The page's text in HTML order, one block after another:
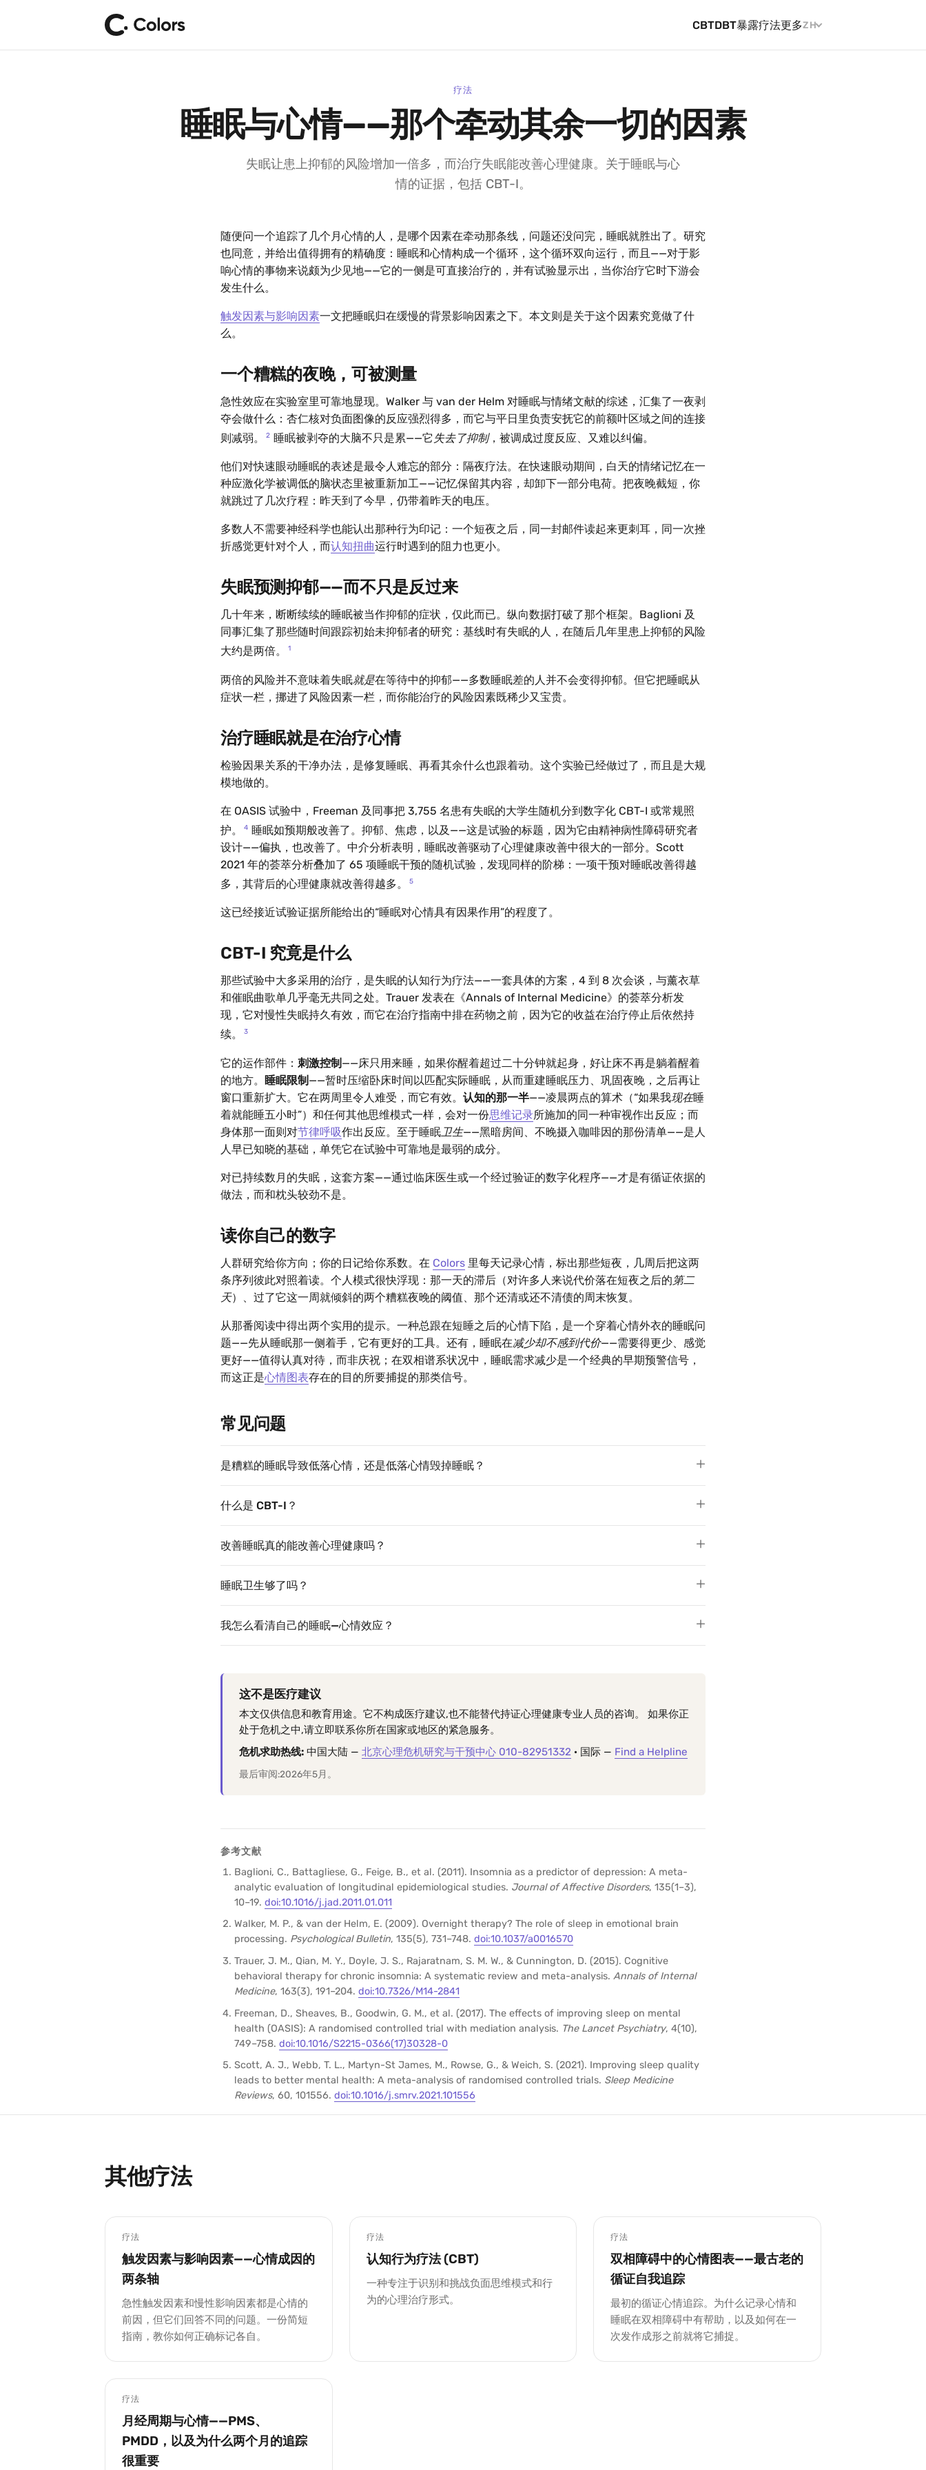
CBTDBT暴露疗法更多ZH
疗法
睡眠与心情——那个牵动其余一切的因素
失眠让患上抑郁的风险增加一倍多，而治疗失眠能改善心理健康。关于睡眠与心
情的证据，包括 CBT-I。
随便问一个追踪了几个月心情的人，是哪个因素在牵动那条线，问题还没问完，睡眠就胜出了。研究
也同意，并给出值得拥有的精确度：睡眠和心情构成一个循环，这个循环双向运行，而且——对于影
响心情的事物来说颇为少见地——它的一侧是可直接治疗的，并有试验显示出，当你治疗它时下游会
发生什么。
触发因素与影响因素一文把睡眠归在缓慢的背景影响因素之下。本文则是关于这个因素究竟做了什
么。
一个糟糕的夜晚，可被测量
急性效应在实验室里可靠地显现。Walker 与 van der Helm 对睡眠与情绪文献的综述，汇集了一夜剥
夺会做什么：杏仁核对负面图像的反应强烈得多，而它与平日里负责安抚它的前额叶区域之间的连接
则减弱。
2 睡眠被剥夺的大脑不只是累——它 失去了抑制，被调成过度反应、又难以纠偏。
他们对快速眼动睡眠的表述是最令人难忘的部分：隔夜疗法。在快速眼动期间，白天的情绪记忆在一
种应激化学被调低的脑状态里被重新加工——记忆保留其内容，却卸下一部分电荷。把夜晚截短，你
就跳过了几次疗程：昨天到了今早，仍带着昨天的电压。
多数人不需要神经科学也能认出那种行为印记：一个短夜之后，同一封邮件读起来更刺耳，同一次挫
折感觉更针对个人，而认知扭曲运行时遇到的阻力也更小。
失眠预测抑郁——而不只是反过来
几十年来，断断续续的睡眠被当作抑郁的症状，仅此而已。纵向数据打破了那个框架。Baglioni 及
同事汇集了那些随时间跟踪初始未抑郁者的研究：基线时有失眠的人，在随后几年里患上抑郁的风险
大约是两倍。
1
两倍的风险并不意味着失眠就是在等待中的抑郁——多数睡眠差的人并不会变得抑郁。但它把睡眠从
症状一栏，挪进了风险因素一栏，而你能治疗的风险因素既稀少又宝贵。
治疗睡眠就是在治疗心情
检验因果关系的干净办法，是修复睡眠、再看其余什么也跟着动。这个实验已经做过了，而且是大规
模地做的。
在 OASIS 试验中，Freeman 及同事把 3,755 名患有失眠的大学生随机分到数字化 CBT-I 或常规照
护。
4 睡眠如预期般改善了。抑郁、焦虑，以及——这是试验的标题，因为它由精神病性障碍研究者
设计——偏执，也改善了。中介分析表明，睡眠改善驱动了心理健康改善中很大的一部分。Scott
2021 年的荟萃分析叠加了 65 项睡眠干预的随机试验，发现同样的阶梯：一项干预对睡眠改善得越
多，其背后的心理健康就改善得越多。
5
这已经接近试验证据所能给出的“睡眠对心情具有因果作用”的程度了。
CBT-I 究竟是什么
那些试验中大多采用的治疗，是失眠的认知行为疗法——一套具体的方案，4 到 8 次会谈，与薰衣草
和催眠曲歌单几乎毫无共同之处。Trauer 发表在《Annals of Internal Medicine》的荟萃分析发
现，它对慢性失眠持久有效，而它在治疗指南中排在药物之前，因为它的收益在治疗停止后依然持
续。
3
它的运作部件： 刺激控制 ——床只用来睡，如果你醒着超过二十分钟就起身，好让床不再是躺着醒着
的地方。 睡眠限制 ——暂时压缩卧床时间以匹配实际睡眠，从而重建睡眠压力、巩固夜晚，之后再让
窗口重新扩大。它在两周里令人难受，而它有效。 认知的那一半——凌晨两点的算术（“如果我现在睡
着就能睡五小时”）和任何其他思维模式一样，会对一份思维记录所施加的同一种审视作出反应；而
身体那一面则对节律呼吸作出反应。至于睡眠 卫生——黑暗房间、不晚摄入咖啡因的那份清单——是人
人早已知晓的基础，单凭它在试验中可靠地是最弱的成分。
对已持续数月的失眠，这套方案——通过临床医生或一个经过验证的数字化程序——才是有循证依据的
做法，而和枕头较劲不是。
读你自己的数字
人群研究给你方向；你的日记给你系数。在 Colors 里每天记录心情，标出那些短夜，几周后把这两
条序列彼此对照着读。个人模式很快浮现：那一天的滞后（对许多人来说代价落在短夜之后的第二
天）、过了它这一周就倾斜的两个糟糕夜晚的阈值、那个还清或还不清债的周末恢复。
从那番阅读中得出两个实用的提示。一种总跟在短睡之后的心情下陷，是一个穿着心情外衣的睡眠问
题——先从睡眠那一侧着手，它有更好的工具。还有，睡眠在减少却不感到代价——需要得更少、感觉
更好——值得认真对待，而非庆祝；在双相谱系状况中，睡眠需求减少是一个经典的早期预警信号，
而这正是心情图表存在的目的所要捕捉的那类信号。
常见问题
是糟糕的睡眠导致低落心情，还是低落心情毁掉睡眠？
什么是 CBT-I？
改善睡眠真的能改善心理健康吗？
睡眠卫生够了吗？
我怎么看清自己的睡眠—心情效应？
这不是医疗建议
本文仅供信息和教育用途。它不构成医疗建议,也不能替代持证心理健康专业人员的咨询。 如果你正
处于危机之中,请立即联系你所在国家或地区的紧急服务。
危机求助热线: 中国大陆 — 北京心理危机研究与干预中心 010-82951332 · 国际 — Find a Helpline
最后审阅:2026年5月。
参考文献
Baglioni, C., Battagliese, G., Feige, B., et al. (2011). Insomnia as a predictor of depression: A meta-
analytic evaluation of longitudinal epidemiological studies. Journal of Affective Disorders, 135(1–3),
10–19. doi:10.1016/j.jad.2011.01.011
Walker, M. P., & van der Helm, E. (2009). Overnight therapy? The role of sleep in emotional brain
processing. Psychological Bulletin, 135(5), 731–748. doi:10.1037/a0016570
Trauer, J. M., Qian, M. Y., Doyle, J. S., Rajaratnam, S. M. W., & Cunnington, D. (2015). Cognitive
behavioral therapy for chronic insomnia: A systematic review and meta-analysis. Annals of Internal
Medicine, 163(3), 191–204. doi:10.7326/M14-2841
Freeman, D., Sheaves, B., Goodwin, G. M., et al. (2017). The effects of improving sleep on mental
health (OASIS): A randomised controlled trial with mediation analysis. The Lancet Psychiatry, 4(10),
749–758. doi:10.1016/S2215-0366(17)30328-0
Scott, A. J., Webb, T. L., Martyn-St James, M., Rowse, G., & Weich, S. (2021). Improving sleep quality
leads to better mental health: A meta-analysis of randomised controlled trials. Sleep Medicine
Reviews, 60, 101556. doi:10.1016/j.smrv.2021.101556
其他疗法
疗法
触发因素与影响因素——心情成因的
两条轴
急性触发因素和慢性影响因素都是心情的
前因，但它们回答不同的问题。一份简短
指南，教你如何正确标记各自。
疗法
认知行为疗法 (CBT)
一种专注于识别和挑战负面思维模式和行
为的心理治疗形式。
疗法
双相障碍中的心情图表——最古老的
循证自我追踪
最初的循证心情追踪。为什么记录心情和
睡眠在双相障碍中有帮助，以及如何在一
次发作成形之前就将它捕捉。
疗法
月经周期与心情——PMS、
PMDD，以及为什么两个月的追踪
很重要